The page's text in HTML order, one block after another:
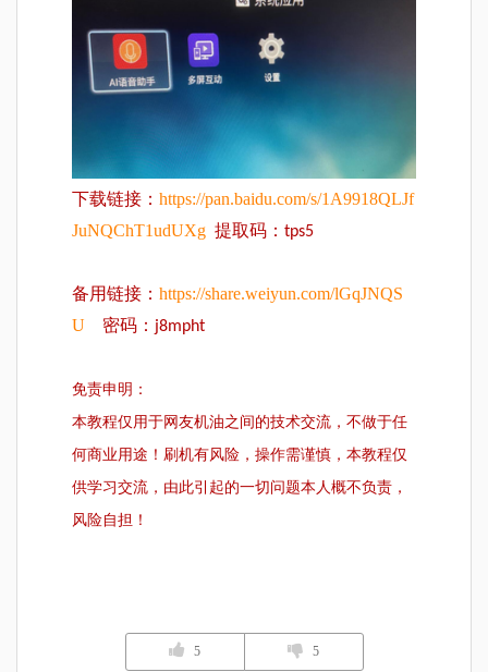
下载链接： https://pan.baidu.com/s/1A9918QLJf
JuNQChT1udUXg 提取码：tps5
备用链接： https://share.weiyun.com/lGqJNQS
U 密码：j8mpht
免责申明：
本教程仅用于网友机油之间的技术交流，不做于任
何商业用途！刷机有风险，操作需谨慎，本教程仅
供学习交流，由此引起的一切问题本人概不负责，
风险自担！
5 5